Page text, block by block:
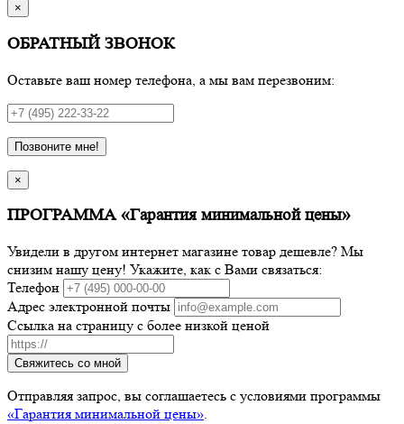
×
ОБРАТНЫЙ ЗВОНОК
Оставьте ваш номер телефона, а мы вам перезвоним:
Позвоните мне!
×
ПРОГРАММА «Гарантия минимальной цены»
Увидели в другом интернет магазине товар дешевле? Мы
снизим нашу цену! Укажите, как с Вами связаться:
Телефон
Адрес электронной почты
Ссылка на страницу с более низкой ценой
Свяжитесь со мной
Отправляя запрос, вы соглашаетесь с условиями программы
«Гарантия минимальной цены».